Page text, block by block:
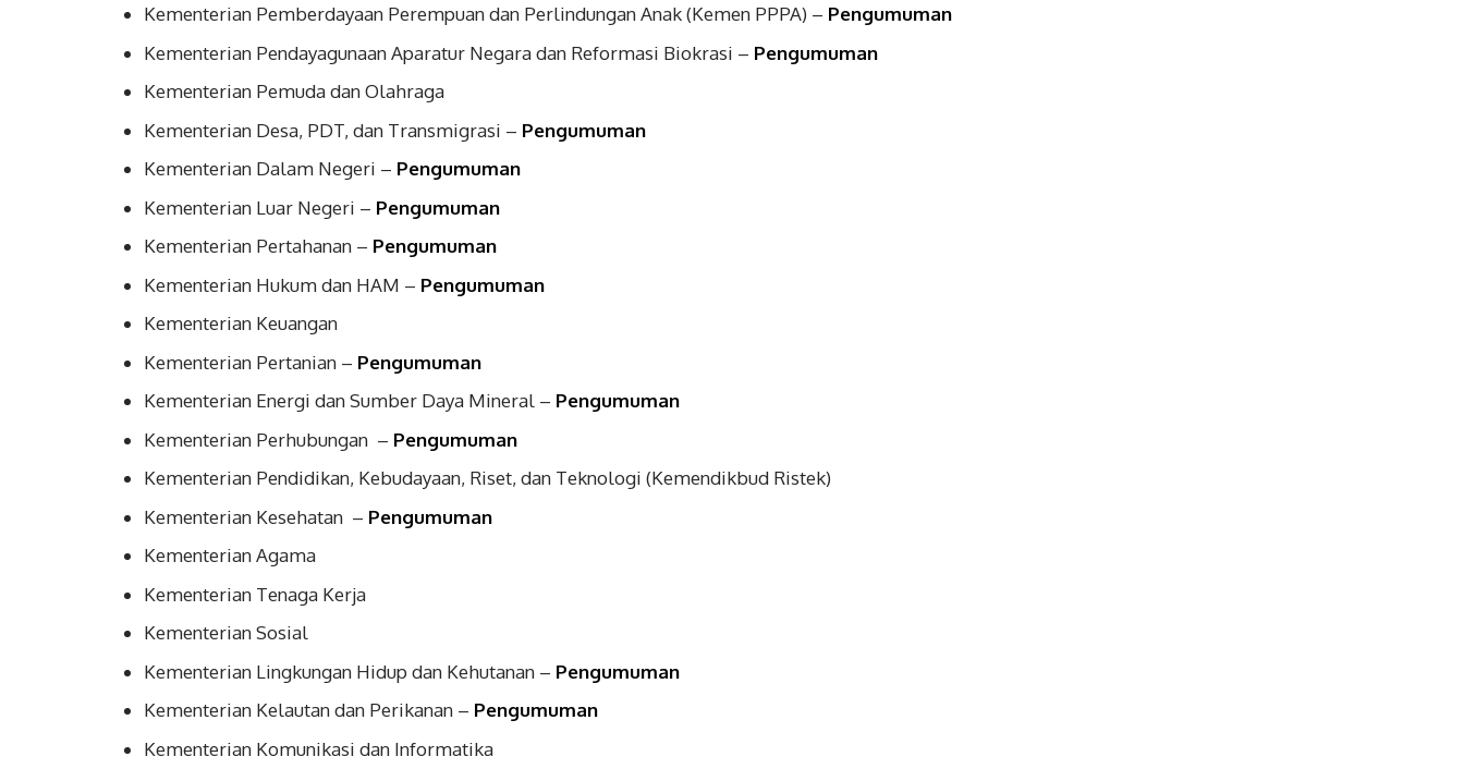
Kementerian Pemberdayaan Perempuan dan Perlindungan Anak (Kemen PPPA) – Pengumuman
Kementerian Pendayagunaan Aparatur Negara dan Reformasi Biokrasi – Pengumuman
Kementerian Pemuda dan Olahraga
Kementerian Desa, PDT, dan Transmigrasi – Pengumuman
Kementerian Dalam Negeri – Pengumuman
Kementerian Luar Negeri – Pengumuman
Kementerian Pertahanan – Pengumuman
Kementerian Hukum dan HAM – Pengumuman
Kementerian Keuangan
Kementerian Pertanian – Pengumuman
Kementerian Energi dan Sumber Daya Mineral – Pengumuman
Kementerian Perhubungan – Pengumuman
Kementerian Pendidikan, Kebudayaan, Riset, dan Teknologi (Kemendikbud Ristek)
Kementerian Kesehatan – Pengumuman
Kementerian Agama
Kementerian Tenaga Kerja
Kementerian Sosial
Kementerian Lingkungan Hidup dan Kehutanan – Pengumuman
Kementerian Kelautan dan Perikanan – Pengumuman
Kementerian Komunikasi dan Informatika